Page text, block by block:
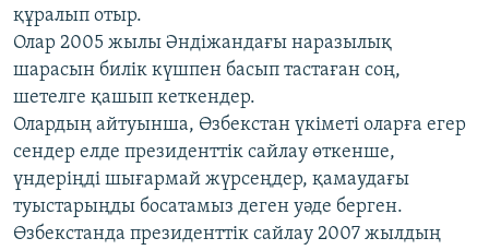
ЖАЗЫЛЫҢЫЗ
Басқа тілдерде
құралып отыр.
Олар 2005 жылы Әндіжандағы наразылық
шарасын билік күшпен басып тастаған соң,
шетелге қашып кеткендер.
Олардың айтуынша, Өзбекстан үкіметі оларға егер
сендер елде президенттік сайлау өткенше,
үндеріңді шығармай жүрсеңдер, қамаудағы
туыстарыңды босатамыз деген уәде берген.
Өзбекстанда президенттік сайлау 2007 жылдың